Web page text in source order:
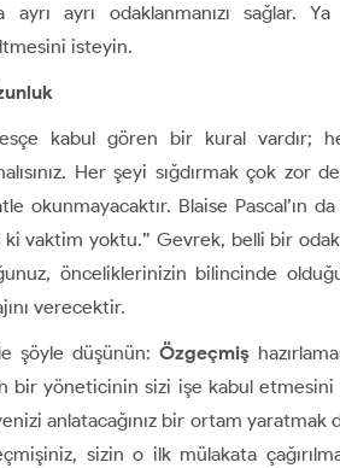
ayrı ayrı odaklanmanızı sağlar.
isteyin.
kabul gören bir kural vardır;
Her şeyi sığdırmak çok
okunmayacaktır. Blaise Pascal’ın
ki vaktim yoktu.” Gevrek, belli bir
önceliklerinizin bilincinde
verecektir.
şöyle düşünün:Özgeçmiş
bir yöneticinin sizi işe kabul etmesini
anlatacağınız bir ortam yaratmak
sizin o ilk mülakata